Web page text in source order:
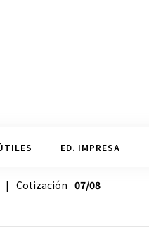
ED. IMPRESA
Cotización 07/08